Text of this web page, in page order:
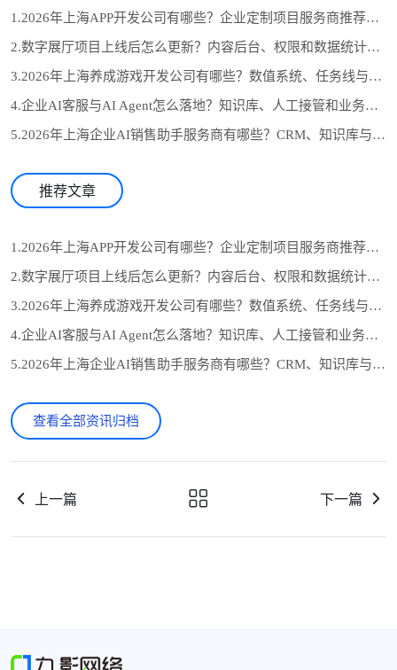
1.2026年上海APP开发公司有哪些？企业定制项目服务商推荐与选型参考
2.数字展厅项目上线后怎么更新？内容后台、权限和数据统计设计
3.2026年上海养成游戏开发公司有哪些？数值系统、任务线与长期运营怎么选
4.企业AI客服与AI Agent怎么落地？知识库、人工接管和业务系统对接流程
5.2026年上海企业AI销售助手服务商有哪些？CRM、知识库与自动跟进怎么选
推荐文章
1.2026年上海APP开发公司有哪些？企业定制项目服务商推荐与选型参考
2.数字展厅项目上线后怎么更新？内容后台、权限和数据统计设计
3.2026年上海养成游戏开发公司有哪些？数值系统、任务线与长期运营怎么选
4.企业AI客服与AI Agent怎么落地？知识库、人工接管和业务系统对接流程
5.2026年上海企业AI销售助手服务商有哪些？CRM、知识库与自动跟进怎么选
查看全部资讯归档
上一篇 下一篇